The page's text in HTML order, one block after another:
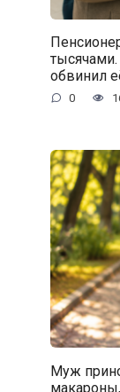
тысячами.
обвинил
0
Муж